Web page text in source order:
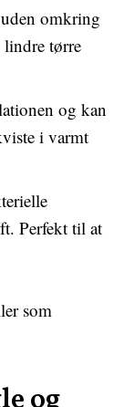
omkring
tørre
og kan
i varmt
Perfekt til at
som